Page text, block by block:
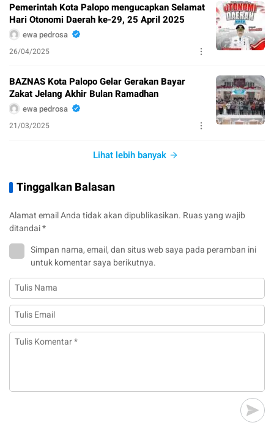
Pemerintah Kota Palopo mengucapkan Selamat
Hari Otonomi Daerah ke-29, 25 April 2025
ewa pedrosa
26/04/2025
BAZNAS Kota Palopo Gelar Gerakan Bayar
Zakat Jelang Akhir Bulan Ramadhan
ewa pedrosa
21/03/2025
Lihat lebih banyak
Tinggalkan Balasan
Alamat email Anda tidak akan dipublikasikan. Ruas yang wajib
ditandai*
Simpan nama, email, dan situs web saya pada peramban ini
untuk komentar saya berikutnya.